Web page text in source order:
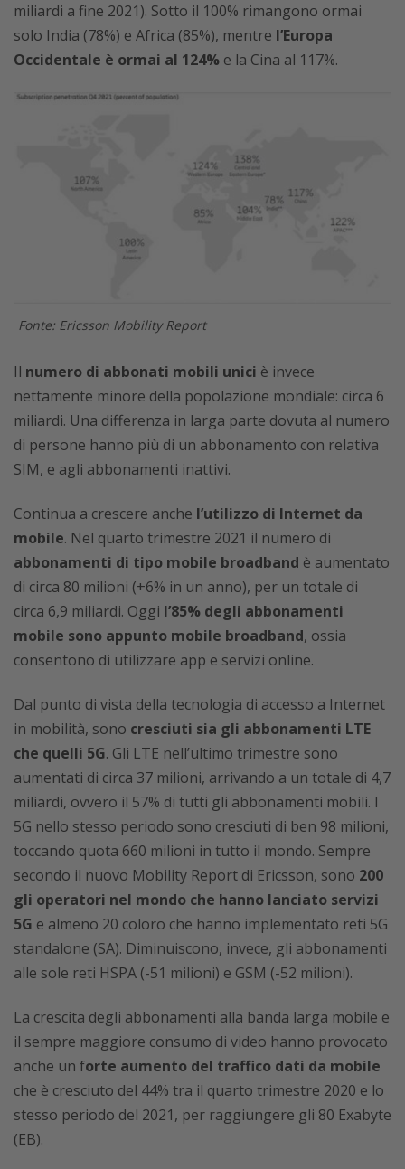
miliardi a fine 2021). Sotto il 100% rimangono ormai
solo India (78%) e Africa (85%), mentre l’Europa
Occidentale è ormai al 124% e la Cina al 117%.
Fonte: Ericsson Mobility Report
Il numero di abbonati mobili unici è invece
nettamente minore della popolazione mondiale: circa 6
miliardi. Una differenza in larga parte dovuta al numero
di persone hanno più di un abbonamento con relativa
SIM, e agli abbonamenti inattivi.
Continua a crescere anche l’utilizzo di Internet da
mobile. Nel quarto trimestre 2021 il numero di
abbonamenti di tipo mobile broadband è aumentato
di circa 80 milioni (+6% in un anno), per un totale di
circa 6,9 miliardi. Oggi l’85% degli abbonamenti
mobile sono appunto mobile broadband, ossia
consentono di utilizzare app e servizi online.
Dal punto di vista della tecnologia di accesso a Internet
in mobilità, sono cresciuti sia gli abbonamenti LTE
che quelli 5G. Gli LTE nell’ultimo trimestre sono
aumentati di circa 37 milioni, arrivando a un totale di 4,7
miliardi, ovvero il 57% di tutti gli abbonamenti mobili. I
5G nello stesso periodo sono cresciuti di ben 98 milioni,
toccando quota 660 milioni in tutto il mondo. Sempre
secondo il nuovo Mobility Report di Ericsson, sono 200
gli operatori nel mondo che hanno lanciato servizi
5G e almeno 20 coloro che hanno implementato reti 5G
standalone (SA). Diminuiscono, invece, gli abbonamenti
alle sole reti HSPA (-51 milioni) e GSM (-52 milioni).
La crescita degli abbonamenti alla banda larga mobile e
il sempre maggiore consumo di video hanno provocato
anche un forte aumento del traffico dati da mobile
che è cresciuto del 44% tra il quarto trimestre 2020 e lo
stesso periodo del 2021, per raggiungere gli 80 Exabyte
(EB).